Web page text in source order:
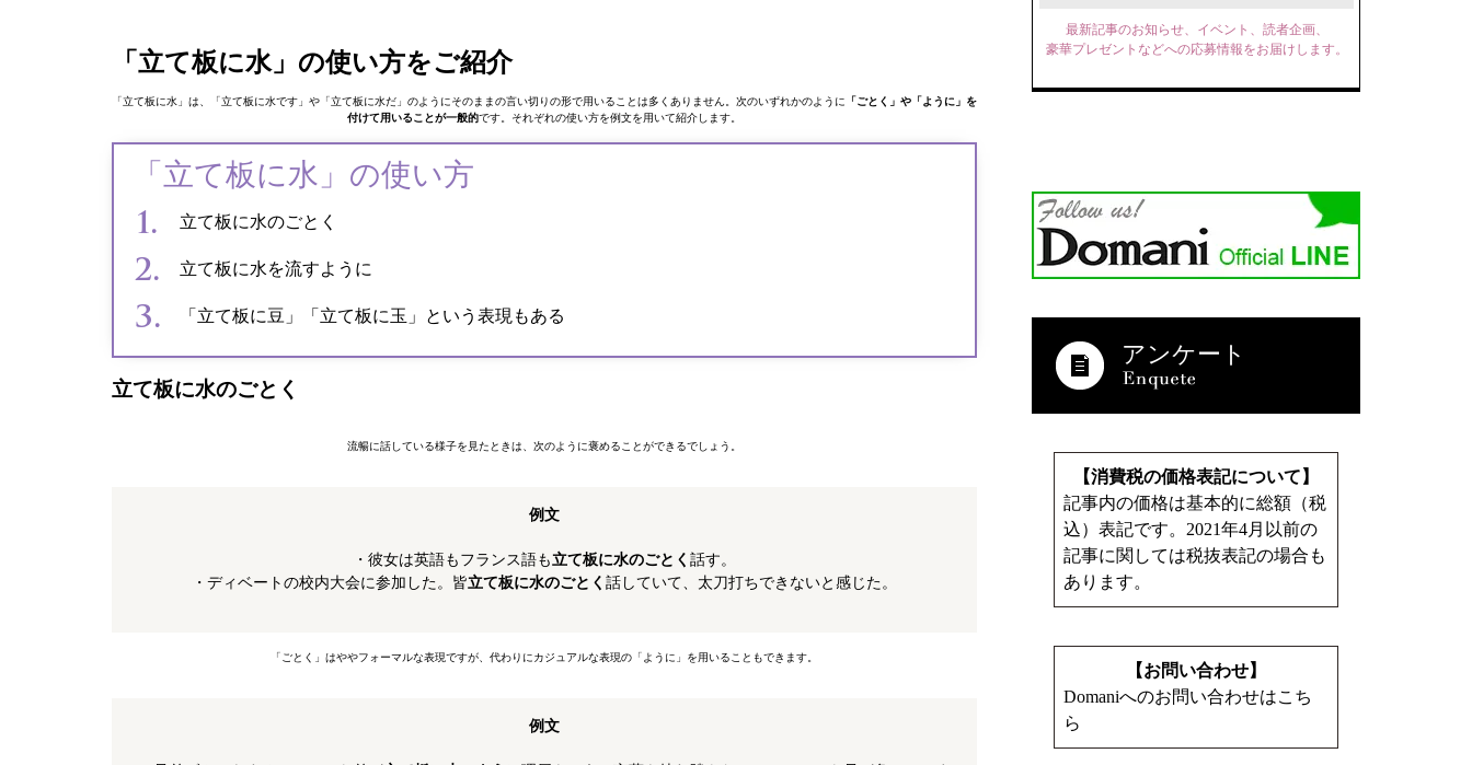
「立て板に水」の使い方をご紹介
「立て板に水」は、「立て板に水です」や「立て板に水だ」のようにそのままの言い切りの形で用いることは多くありません。次のいずれかのように 「ごとく」や「ように」を
付けて用いることが一般的です。それぞれの使い方を例文を用いて紹介します。
「立て板に水」の使い方
立て板に水のごとく
立て板に水を流すように
「立て板に豆」「立て板に玉」という表現もある
立て板に水のごとく
流暢に話している様子を見たときは、次のように褒めることができるでしょう。
例文
・彼女は英語もフランス語も立て板に水のごとく 話す。
・ディベートの校内大会に参加した。皆立て板に水のごとく 話していて、太刀打ちできないと感じた。
「ごとく」はややフォーマルな表現ですが、代わりにカジュアルな表現の「ように」を用いることもできます。
例文
最新記事のお知らせ、イベント、読者企画、
豪華プレゼントなどへの応募情報をお届けします。
アンケート
【消費税の価格表記について】
記事内の価格は基本的に総額（税
込）表記です。2021年4月以前の
記事に関しては税抜表記の場合も
あります。
【お問い合わせ】
Domaniへのお問い合わせはこち
ら